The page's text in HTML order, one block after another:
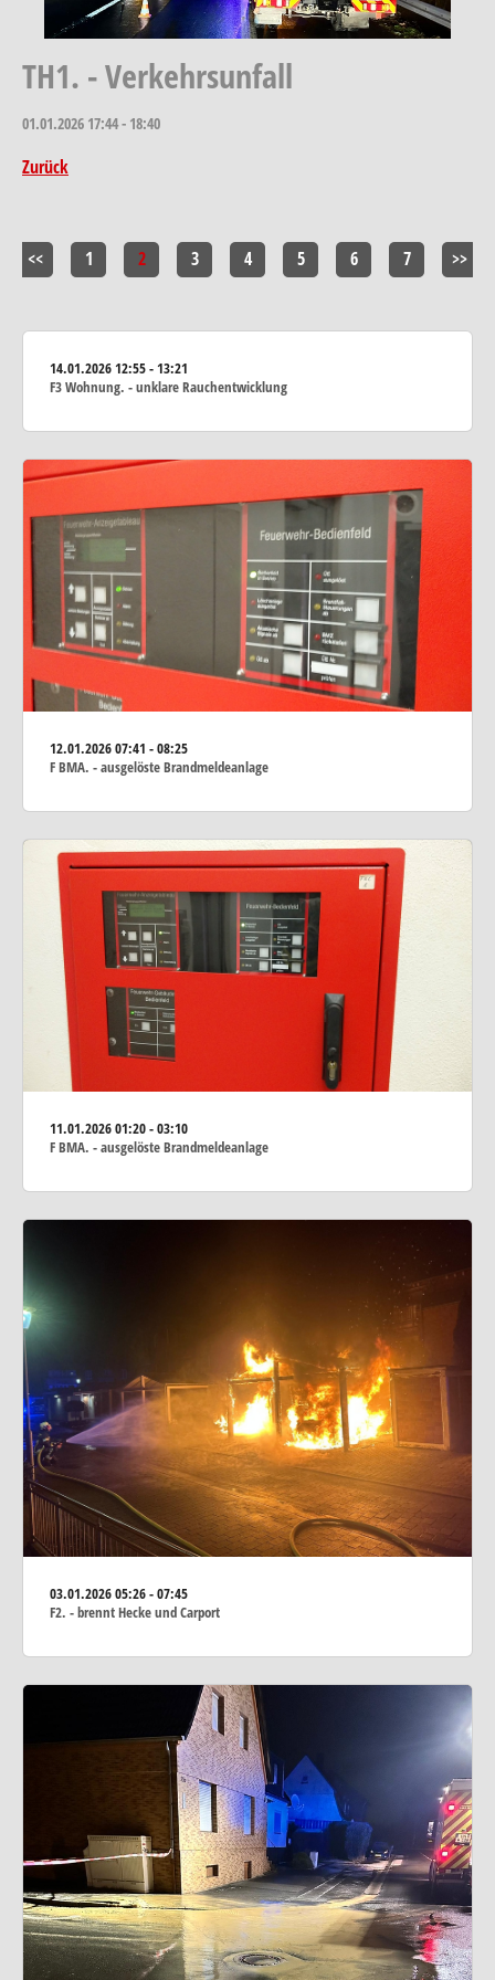
TH1. - Verkehrsunfall
01.01.2026 17:44 - 18:40
Zurück
<< 1 2 3 4 5 6 7 >>
14.01.202612:55 - 13:21
F3 Wohnung. - unklare Rauchentwicklung
12.01.202607:41 - 08:25
F BMA. - ausgelöste Brandmeldeanlage
11.01.202601:20 - 03:10
F BMA. - ausgelöste Brandmeldeanlage
03.01.202605:26 - 07:45
F2. - brennt Hecke und Carport